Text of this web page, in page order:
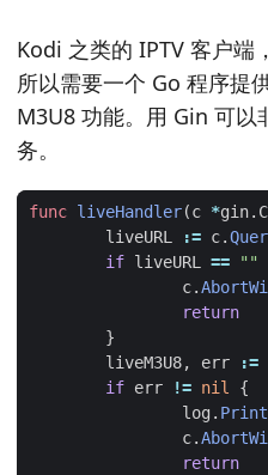
Kodi 之类的 IPTV 客户端
所以需要一个 Go 程序提
M3U8 功能。用 Gin 可以
务。
func liveHandler(c *gin.
liveURL
:= c.
if liveURL == ""
c.
return
}
liveM3U8, err :=
if err != nil
{
log .
c.
return